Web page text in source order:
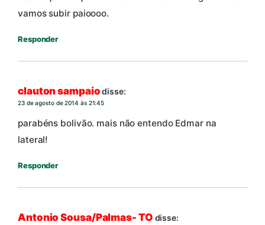
vamos subir paioooo.
Responder
clauton sampaio disse:
23 de agosto de 2014 às 21:45
parabéns bolivão. mais não entendo Edmar na
lateral!
Responder
Antonio Sousa/Palmas- TO disse: